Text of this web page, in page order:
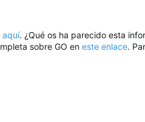
aquí. ¿Qué os ha parecido esta
sobre GO en este enlace.